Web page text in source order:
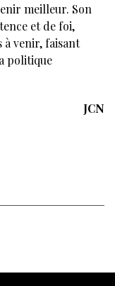
meilleur. Son
et de foi,
venir, faisant
politique
JCN